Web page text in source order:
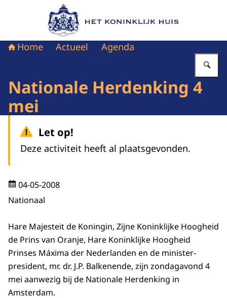
Naar de homepage van Het Koninklijk Huis
Home Actueel Agenda
Nationale Herdenking 4
mei
Let op!
Deze activiteit heeft al plaatsgevonden.
04-05-2008
Nationaal
Hare Majesteit de Koningin, Zijne Koninklijke Hoogheid
de Prins van Oranje, Hare Koninklijke Hoogheid
Prinses Máxima der Nederlanden en de minister-
president, mr. dr. J.P. Balkenende, zijn zondagavond 4
mei aanwezig bij de Nationale Herdenking in
Amsterdam.